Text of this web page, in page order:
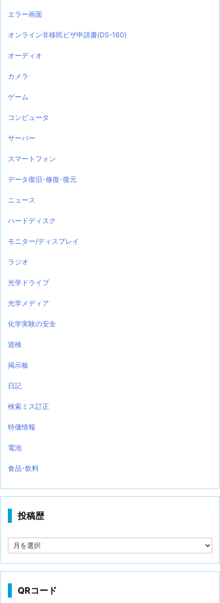
エラー画面
オンライン非移民ビザ申請書(DS-160)
オーディオ
カメラ
ゲーム
コンピュータ
サーバー
スマートフォン
データ復旧･修復･復元
ニュース
ハードディスク
モニター/ディスプレイ
ラジオ
光学ドライブ
光学メディア
化学実験の安全
巡検
掲示板
日記
検索ミス訂正
特価情報
電池
食品･飲料
投稿歴
稿
QRコード